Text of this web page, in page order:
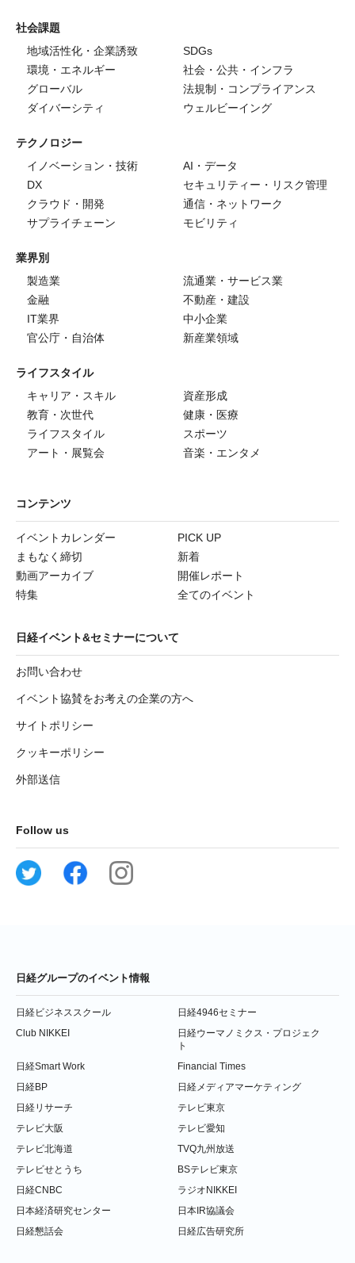
社会課題
地域活性化・企業誘致
SDGs
環境・エネルギー
社会・公共・インフラ
グローバル
法規制・コンプライアンス
ダイバーシティ
ウェルビーイング
テクノロジー
イノベーション・技術
AI・データ
DX
セキュリティー・リスク管理
クラウド・開発
通信・ネットワーク
サプライチェーン
モビリティ
業界別
製造業
流通業・サービス業
金融
不動産・建設
IT業界
中小企業
官公庁・自治体
新産業領域
ライフスタイル
キャリア・スキル
資産形成
教育・次世代
健康・医療
ライフスタイル
スポーツ
アート・展覧会
音楽・エンタメ
コンテンツ
イベントカレンダー
PICK UP
まもなく締切
新着
動画アーカイブ
開催レポート
特集
全てのイベント
日経イベント&セミナーについて
お問い合わせ
イベント協賛をお考えの企業の方へ
サイトポリシー
クッキーポリシー
外部送信
Follow us
日経グループのイベント情報
日経ビジネススクール
日経4946セミナー
Club NIKKEI
日経ウーマノミクス・プロジェク
ト
日経Smart Work
Financial Times
日経BP
日経メディアマーケティング
日経リサーチ
テレビ東京
テレビ大阪
テレビ愛知
テレビ北海道
TVQ九州放送
テレビせとうち
BSテレビ東京
日経CNBC
ラジオNIKKEI
日本経済研究センター
日本IR協議会
日経懇話会
日経広告研究所